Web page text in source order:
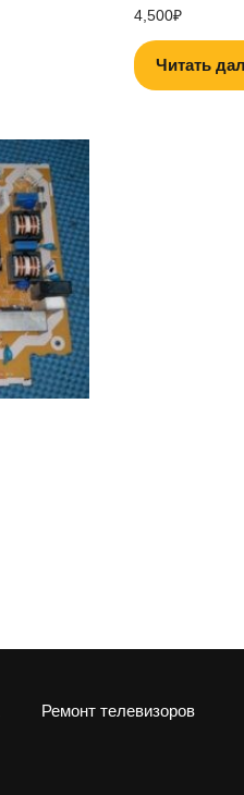
4,500₽
Читать
Ремонт телевизоров